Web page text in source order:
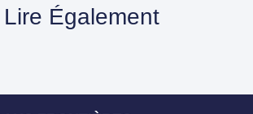
Également